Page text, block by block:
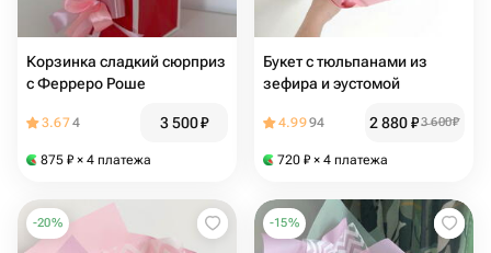
Корзинка сладкий сюрприз
с Ферреро Роше
3.674 3 500₽
875 ₽ × 4 платежа
Букет с тюльпанами из
зефира и эустомой
4.9994 2 880₽3 600₽
720 ₽ × 4 платежа
-20% -15%